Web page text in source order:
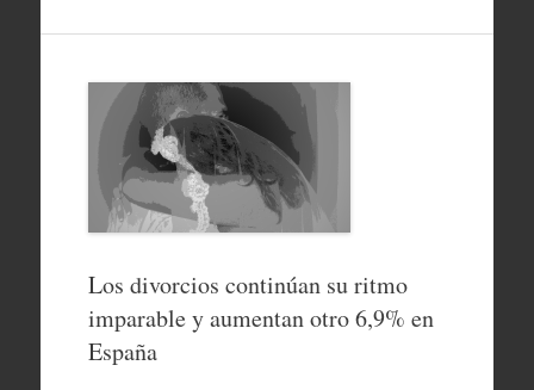
Los divorcios continúan su ritmo
imparable y aumentan otro 6,9% en
España